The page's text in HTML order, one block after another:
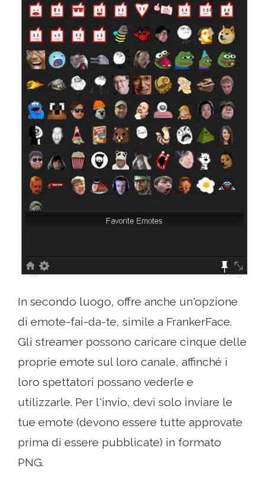
In secondo luogo, offre anche un'opzione
di emote-fai-da-te, simile a FrankerFace.
Gli streamer possono caricare cinque delle
proprie emote sul loro canale, affinché i
loro spettatori possano vederle e
utilizzarle. Per l'invio, devi solo inviare le
tue emote (devono essere tutte approvate
prima di essere pubblicate) in formato
PNG.